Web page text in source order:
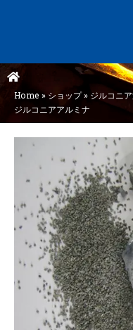
Home »ショップ» ジルコニ
ジルコニアアルミナ